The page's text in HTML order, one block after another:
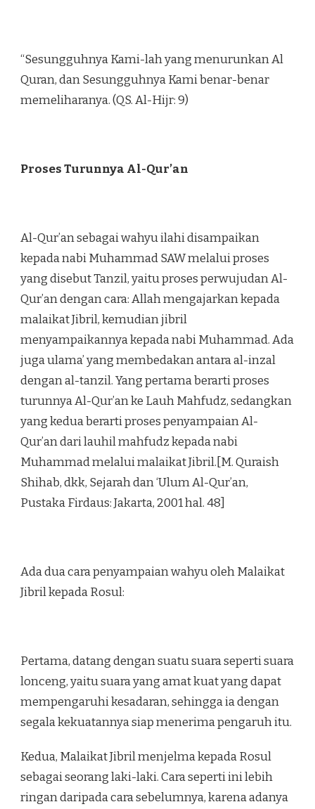
“Sesungguhnya Kami-lah yang menurunkan Al
Quran, dan Sesungguhnya Kami benar-benar
memeliharanya. (QS. Al-Hijr: 9)
Proses Turunnya Al-Qur’an
Al-Qur’an sebagai wahyu ilahi disampaikan
kepada nabi Muhammad SAW melalui proses
yang disebut Tanzil, yaitu proses perwujudan Al-
Qur’an dengan cara: Allah mengajarkan kepada
malaikat Jibril, kemudian jibril
menyampaikannya kepada nabi Muhammad. Ada
juga ulama’ yang membedakan antara al-inzal
dengan al-tanzil. Yang pertama berarti proses
turunnya Al-Qur’an ke Lauh Mahfudz, sedangkan
yang kedua berarti proses penyampaian Al-
Qur’an dari lauhil mahfudz kepada nabi
Muhammad melalui malaikat Jibril.[M. Quraish
Shihab, dkk, Sejarah dan ‘Ulum Al-Qur’an,
Pustaka Firdaus: Jakarta, 2001 hal. 48]
Ada dua cara penyampaian wahyu oleh Malaikat
Jibril kepada Rosul:
Pertama, datang dengan suatu suara seperti suara
lonceng, yaitu suara yang amat kuat yang dapat
mempengaruhi kesadaran, sehingga ia dengan
segala kekuatannya siap menerima pengaruh itu.
Kedua, Malaikat Jibril menjelma kepada Rosul
sebagai seorang laki-laki. Cara seperti ini lebih
ringan daripada cara sebelumnya, karena adanya